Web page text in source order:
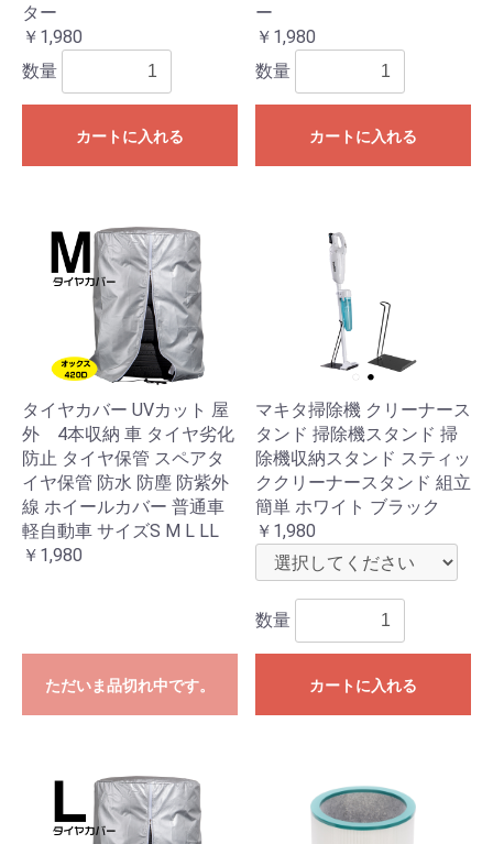
ター
￥1,980
数量
カートに入れる
ー
￥1,980
数量
カートに入れる
タイヤカバー UVカット 屋
外 4本収納 車 タイヤ劣化
防止 タイヤ保管 スペアタ
イヤ保管 防水 防塵 防紫外
線 ホイールカバー 普通車
軽自動車 サイズS M L LL
￥1,980
ただいま品切れ中です。
マキタ掃除機 クリーナース
タンド 掃除機スタンド 掃
除機収納スタンド スティッ
ククリーナースタンド 組立
簡単 ホワイト ブラック
￥1,980
数量
カートに入れる